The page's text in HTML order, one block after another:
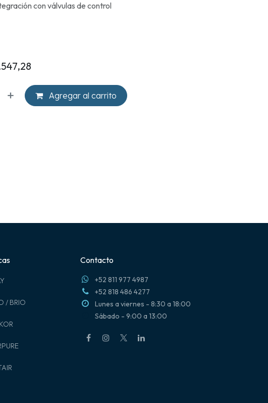
con válvulas de control
Agregar al carrito
/ BRIO
Contacto
+52 811 977 4987
+52 818 486 4277
Lunes a viernes - 8:30 a 18:00
Sábado - 9:00 a 13:00